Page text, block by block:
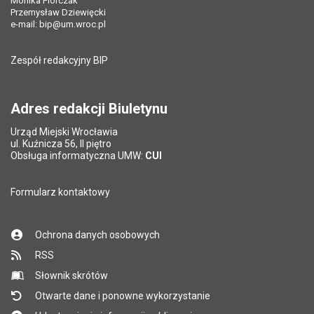
Data ostatniej aktualizacji:
Adres e-mail znajomego
Pytanie antyspamowe
*
Pole wymagane
Przemysław Dziewięcki
e-mail: bip@um.wroc.pl
Zespół redakcyjny BIP
Adres redakcji Biuletynu
Urząd Miejski Wrocławia
ul. Kuźnicza 56, II piętro
Obsługa informatyczna UMW: CUI
Formularz kontaktowy
Ochrona danych osobowych
RSS
Słownik skrótów
Otwarte dane i ponowne wykorzystanie